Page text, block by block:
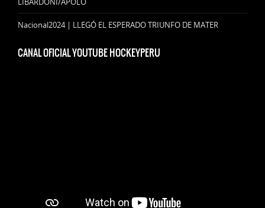
Nacional2024 | LLEGÓ EL ESPERADO TRIUNFO DE MATER
CANAL OFICIAL YOUTUBE HOCKEYPERU